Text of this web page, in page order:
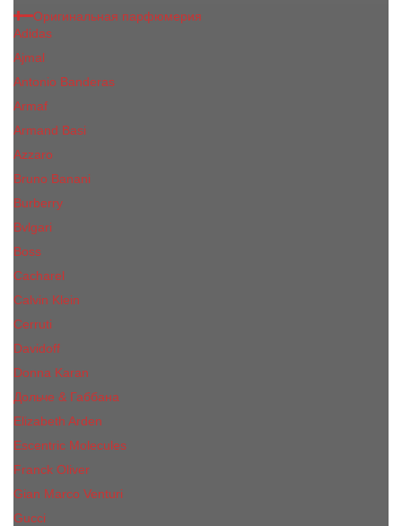
Оригинальная парфюмерия
Adidas
Ajmal
Antonio Banderas
Armaf
Armand Basi
Azzaro
Bruno Banani
Burberry
Bvlgari
Boss
Cacharel
Calvin Klein
Cerruti
Davidoff
Donna Karan
Дольче & Габбана
Elizabeth Arden
Escentric Molecules
Franck Oliver
Gian Marco Venturi
Gucci